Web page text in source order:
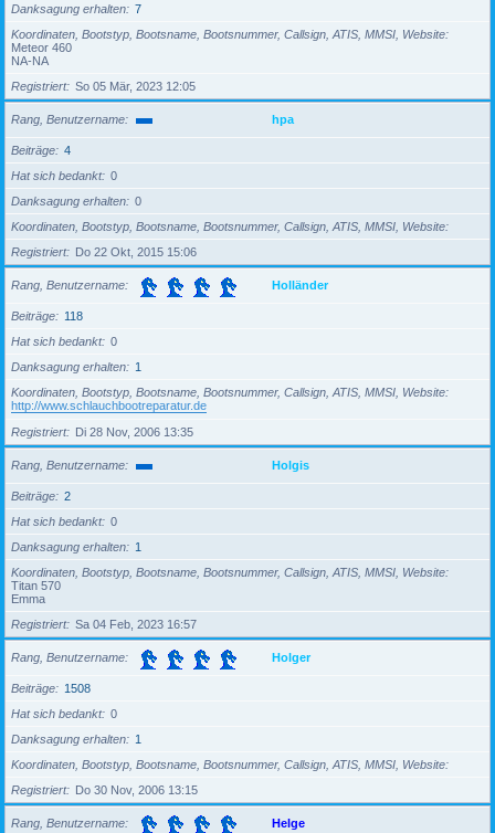
Danksagung erhalten
7
Koordinaten, Bootstyp, Bootsname, Bootsnummer, Callsign, ATIS, MMSI, Website
Meteor 460
NA-NA
Registriert
So 05 Mär, 2023 12:05
Rang, Benutzername hpa
Beiträge
4
Hat sich bedankt
0
Danksagung erhalten
0
Koordinaten, Bootstyp, Bootsname, Bootsnummer, Callsign, ATIS, MMSI, Website
Registriert
Do 22 Okt, 2015 15:06
Rang, Benutzername Holländer
Beiträge
118
Hat sich bedankt
0
Danksagung erhalten
1
Koordinaten, Bootstyp, Bootsname, Bootsnummer, Callsign, ATIS, MMSI, Website
http://www.schlauchbootreparatur.de
Registriert
Di 28 Nov, 2006 13:35
Rang, Benutzername Holgis
Beiträge
2
Hat sich bedankt
0
Danksagung erhalten
1
Koordinaten, Bootstyp, Bootsname, Bootsnummer, Callsign, ATIS, MMSI, Website
Titan 570
Emma
Registriert
Sa 04 Feb, 2023 16:57
Rang, Benutzername Holger
Beiträge
1508
Hat sich bedankt
0
Danksagung erhalten
1
Koordinaten, Bootstyp, Bootsname, Bootsnummer, Callsign, ATIS, MMSI, Website
Registriert
Do 30 Nov, 2006 13:15
Rang, Benutzername Helge